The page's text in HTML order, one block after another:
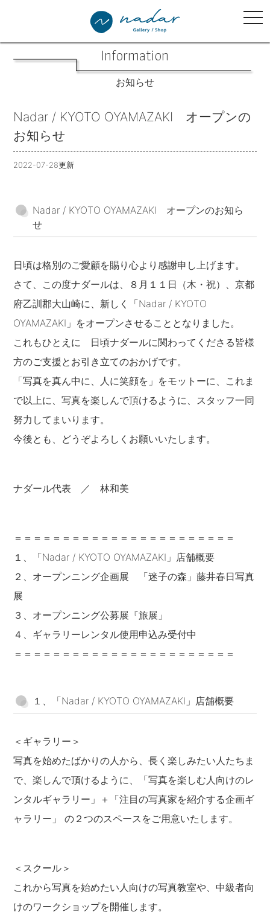
Information
お知らせ
Nadar / KYOTO OYAMAZAKI オープンの
お知らせ
2022-07-28更新
Nadar / KYOTO OYAMAZAKI オープンのお知ら
せ
日頃は格別のご愛顧を賜り心より感謝申し上げます。
さて、この度ナダールは、８月１１日（木・祝）、京都
府乙訓郡大山崎に、新しく「Nadar / KYOTO
OYAMAZAKI」をオープンさせることとなりました。
これもひとえに 日頃ナダールに関わってくださる皆様
方のご支援とお引き立てのおかげです。
「写真を真ん中に、人に笑顔を」をモットーに、これま
で以上に、写真を楽しんで頂けるように、スタッフ一同
努力してまいります。
今後とも、どうぞよろしくお願いいたします。
ナダール代表 ／ 林和美
＝＝＝＝＝＝＝＝＝＝＝＝＝＝＝＝＝＝＝＝＝＝＝
１、「Nadar / KYOTO OYAMAZAKI」店舗概要
２、オープンニング企画展 「迷子の森」藤井春日写真
展
３、オープンニング公募展『旅展」
４、ギャラリーレンタル使用申込み受付中
＝＝＝＝＝＝＝＝＝＝＝＝＝＝＝＝＝＝＝＝＝＝＝
１、「Nadar / KYOTO OYAMAZAKI」店舗概要
＜ギャラリー＞
写真を始めたばかりの人から、長く楽しみたい人たちま
で、楽しんで頂けるように、「写真を楽しむ人向けのレ
ンタルギャラリー」＋「注目の写真家を紹介する企画ギ
ャラリー」 の２つのスペースをご用意いたします。
＜スクール＞
これから写真を始めたい人向けの写真教室や、中級者向
けのワークショップを開催します。